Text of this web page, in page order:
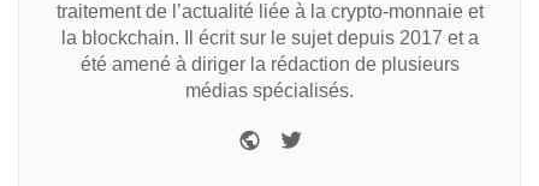
traitement de l’actualité liée à la crypto-monnaie et
la blockchain. Il écrit sur le sujet depuis 2017 et a
été amené à diriger la rédaction de plusieurs
médias spécialisés.